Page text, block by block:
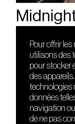
DÉCOUVRIR
Le lieu
Contact
Presse
Cours de
TMLAB
Pour offrir
utilisons des
pour stocker
des
technologies
données
navigation
de ne pas